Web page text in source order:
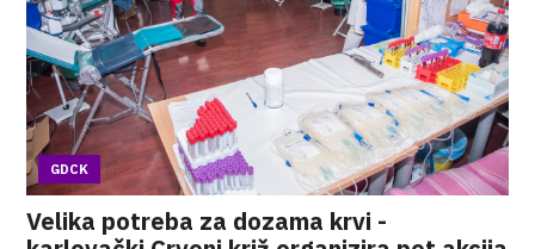
GDCK
Velika potreba za dozama krvi -